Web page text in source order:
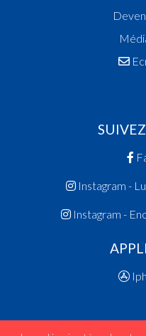
Instagram -
Instagram -